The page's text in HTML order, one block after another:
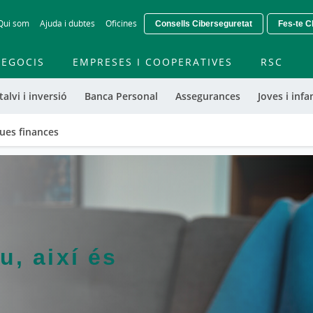
to
contentt
som Ajuda i dubtes Oficines Consells Ciberseguretat Fes-te
i inversió Banca Personal Assegurances Joves i
finances
EMPRESES I COOPERATIVES RSC
així és